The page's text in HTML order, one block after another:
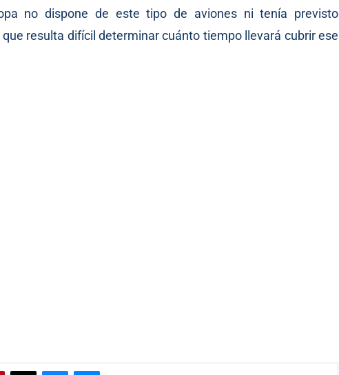
no dispone de este tipo de aviones ni tenía previsto
resulta difícil determinar cuánto tiempo llevará cubrir ese